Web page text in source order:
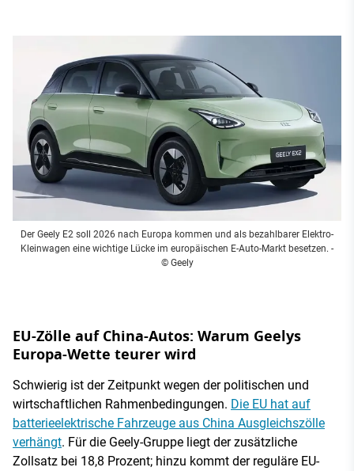
Der Geely E2 soll 2026 nach Europa kommen und als bezahlbarer Elektro-
Kleinwagen eine wichtige Lücke im europäischen E-Auto-Markt besetzen. -
© Geely
EU-Zölle auf China-Autos: Warum Geelys
Europa-Wette teurer wird
Schwierig ist der Zeitpunkt wegen der politischen und
wirtschaftlichen Rahmenbedingungen. Die EU hat auf
batterieelektrische Fahrzeuge aus China Ausgleichszölle
verhängt. Für die Geely-Gruppe liegt der zusätzliche
Zollsatz bei 18,8 Prozent; hinzu kommt der reguläre EU-